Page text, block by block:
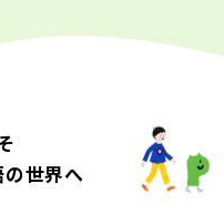
世界へ